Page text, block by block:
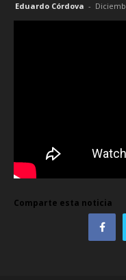
Eduardo Córdova -
Comparte esta noticia